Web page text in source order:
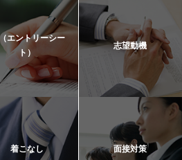
エントリーシー
ト）
志望動機
着こなし 面接対策